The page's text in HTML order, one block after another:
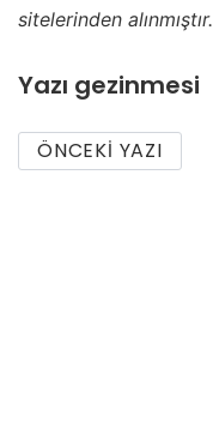
sitelerinden alınmıştır.
Yazı gezinmesi
ÖNCEKI YAZI